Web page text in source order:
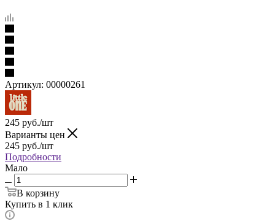
Артикул: 00000261
245 руб./шт
Варианты цен
245 руб./шт
Подробности
Мало
В корзину
Купить в 1 клик